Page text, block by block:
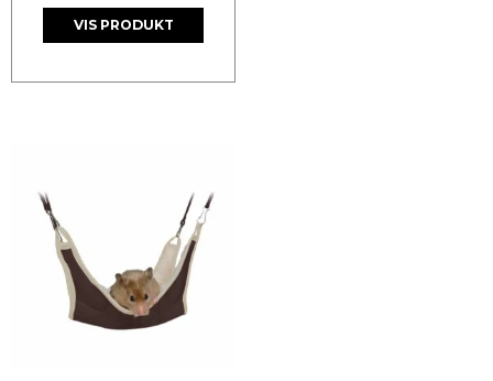
VIS PRODUKT